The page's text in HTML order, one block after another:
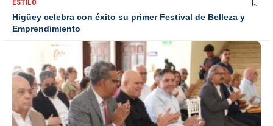
ESTILO
Higüey celebra con éxito su primer Festival de Belleza y
Emprendimiento